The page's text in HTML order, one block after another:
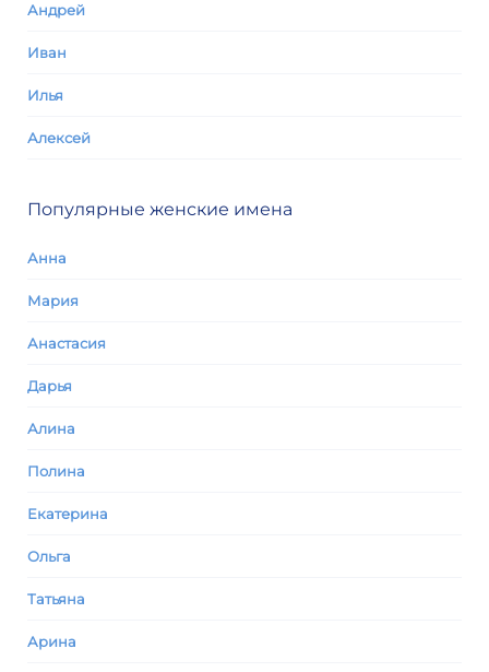
Андрей
Иван
Илья
Алексей
Популярные женские имена
Анна
Мария
Анастасия
Дарья
Алина
Полина
Екатерина
Ольга
Татьяна
Арина